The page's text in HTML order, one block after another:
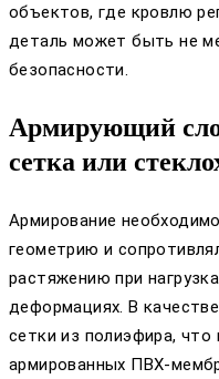
объектов, где кровлю
деталь может быть не
безопасности.
Армирующий
сетка или
Армирование
геометрию и
растяжению при
деформациях. В
сетки из полиэфира, что
армированных ПВХ-